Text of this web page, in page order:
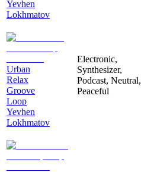
Yevhen
Lokhmatov
Urban
Relax
Groove
Loop
Yevhen
Lokhmatov
Electronic,
Synthesizer,
Podcast, Neutral,
Peaceful